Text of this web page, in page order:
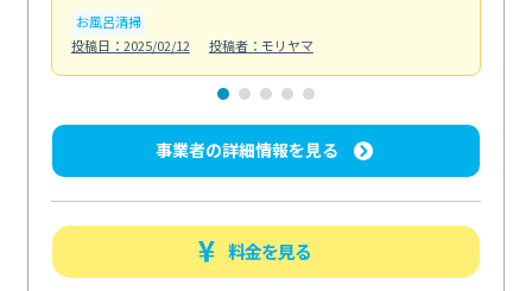
お風呂清掃
投稿日：2025/02/12
投稿者：モリヤマ
事業者の詳細情報を見る
料金を見る